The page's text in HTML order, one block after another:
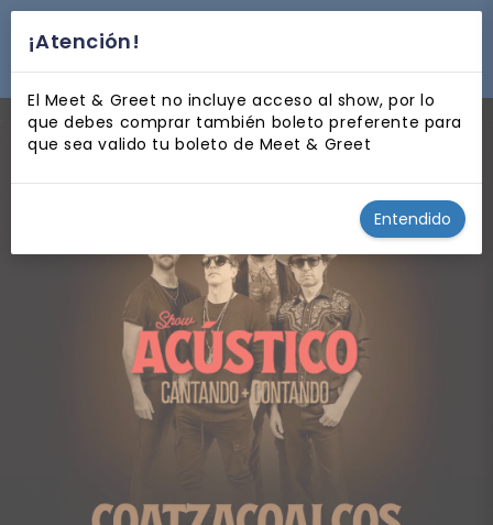
desplegar navegación
¡Atención!
El Meet & Greet no incluye acceso al show, por lo
que debes comprar también boleto preferente para
que sea valido tu boleto de Meet & Greet
Entendido